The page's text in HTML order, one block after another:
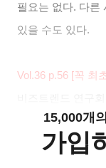
필요는 없다. 다른
있을 수도 있다.
Vol.36 p.56 [꼭 최
15,000개
가입